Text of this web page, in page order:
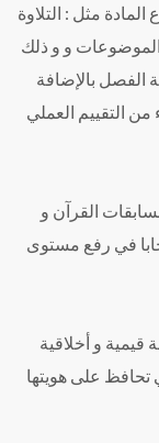
مثل : التلاوة
و و ذلك
الفصل بالإضافة
التقييم العملي
القرآن و
في رفع مستوى
و أخلاقية
تحافظ على هويتها